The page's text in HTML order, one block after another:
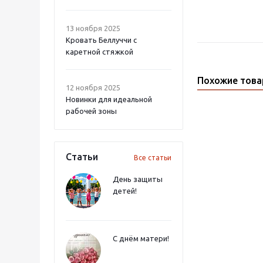
13 ноября 2025
Кровать Беллуччи с
каретной стяжкой
12 ноября 2025
Новинки для идеальной
рабочей зоны
Статьи Все статьи
День защиты
детей!
С днём матери!
Похожие